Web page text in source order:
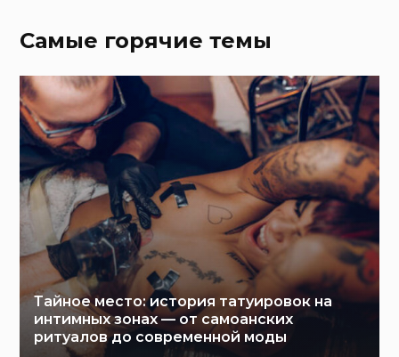
Самые горячие темы
Тайное место: история татуировок на
интимных зонах — от самоанских
ритуалов до современной моды